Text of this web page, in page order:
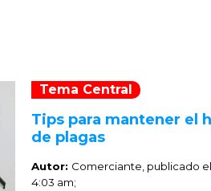
Tema Central
Tips para mantener el
de plagas
Autor: Comerciante, publicado el
4:03 am;